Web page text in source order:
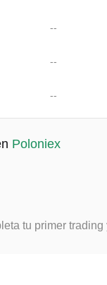
--
--
--
Poloniex
tu primer